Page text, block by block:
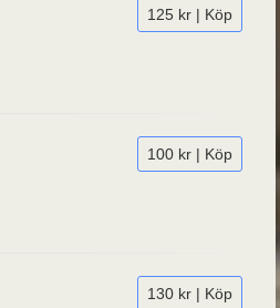
125 kr | Köp
100 kr | Köp
130 kr | Köp